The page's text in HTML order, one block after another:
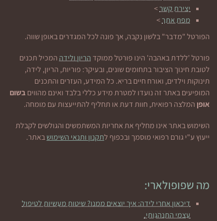
יצירת קשר>
מפת אתר>
הפורטל "מדבר" בלשון נקבה, אך פונה לכל המגדרים באופן שווה.
פורטל 'ללדת באהבה' הינו פורטל ממוקד הריון ולידההמכיל תכנים
לטובת חינוך הציבור בתחומים שונים, ובעיקר: פוריות, הריון, לידה,
תינוקות וילדים, ואורח חיים בריא. כל המידע, העזרים והתכנים
המופיעים באתר זה נועדו למטרת מידע כללי בלבד ואינם מהוויםבשום
אופן המלצה רפואית, חוות דעת או תחליף להתייעצות עם מומחה.
השימוש באתר אינו מחליף את אחריות המשתמשים והגולשים לקבלת
ייעוץ ע"י גורם רפואי מוסמך ובכפוף לתקנון ותנאי השימושבאתר.
מה שפופולארי:
דיכאון אחרי לידה: איך יוצאים ממנו? שיטות מעשיות לטיפול
עצמי התנהגותי.